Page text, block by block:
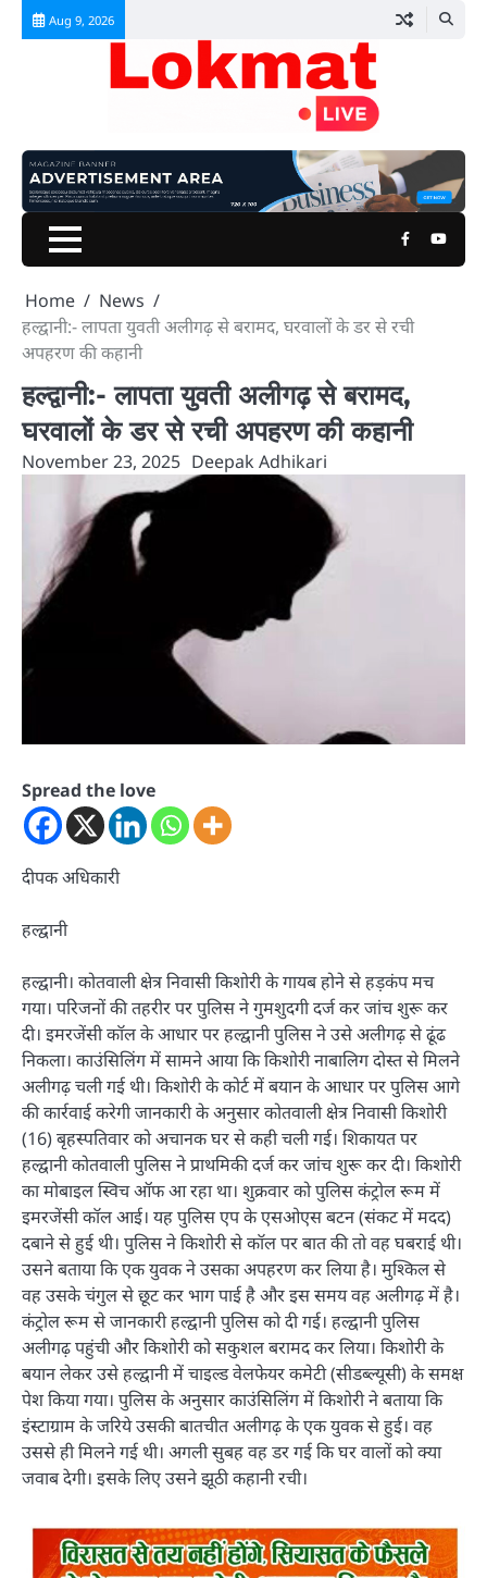
Skip
Aug 9, 2026
Facebook
Home
News
हल्द्वानी:- लापता युवती अलीगढ़ से बरामद, घरवालों के डर से रची
अपहरण की कहानी
हल्द्वानी:- लापता युवती अलीगढ़ से बरामद,
घरवालों के डर से रची अपहरण की कहानी
November 23, 2025 Deepak Adhikari
Spread the love
दीपक अधिकारी
हल्द्वानी
हल्द्वानी। कोतवाली क्षेत्र निवासी किशोरी के गायब होने से हड़कंप मच
गया। परिजनों की तहरीर पर पुलिस ने गुमशुदगी दर्ज कर जांच शुरू कर
दी। इमरजेंसी कॉल के आधार पर हल्द्वानी पुलिस ने उसे अलीगढ़ से ढूंढ
निकला। काउंसिलिंग में सामने आया कि किशोरी नाबालिग दोस्त से मिलने
अलीगढ़ चली गई थी। किशोरी के कोर्ट में बयान के आधार पर पुलिस आगे
की कार्रवाई करेगी जानकारी के अनुसार कोतवाली क्षेत्र निवासी किशोरी
(16) बृहस्पतिवार को अचानक घर से कही चली गई। शिकायत पर
हल्द्वानी कोतवाली पुलिस ने प्राथमिकी दर्ज कर जांच शुरू कर दी। किशोरी
का मोबाइल स्विच ऑफ आ रहा था। शुक्रवार को पुलिस कंट्रोल रूम में
इमरजेंसी कॉल आई। यह पुलिस एप के एसओएस बटन (संकट में मदद)
दबाने से हुई थी। पुलिस ने किशोरी से कॉल पर बात की तो वह घबराई थी।
उसने बताया कि एक युवक ने उसका अपहरण कर लिया है। मुश्किल से
वह उसके चंगुल से छूट कर भाग पाई है और इस समय वह अलीगढ़ में है।
कंट्रोल रूम से जानकारी हल्द्वानी पुलिस को दी गई। हल्द्वानी पुलिस
अलीगढ़ पहुंची और किशोरी को सकुशल बरामद कर लिया। किशोरी के
बयान लेकर उसे हल्द्वानी में चाइल्ड वेलफेयर कमेटी (सीडब्ल्यूसी) के समक्ष
पेश किया गया। पुलिस के अनुसार काउंसिलिंग में किशोरी ने बताया कि
इंस्टाग्राम के जरिये उसकी बातचीत अलीगढ़ के एक युवक से हुई। वह
उससे ही मिलने गई थी। अगली सुबह वह डर गई कि घर वालों को क्या
जवाब देगी। इसके लिए उसने झूठी कहानी रची।